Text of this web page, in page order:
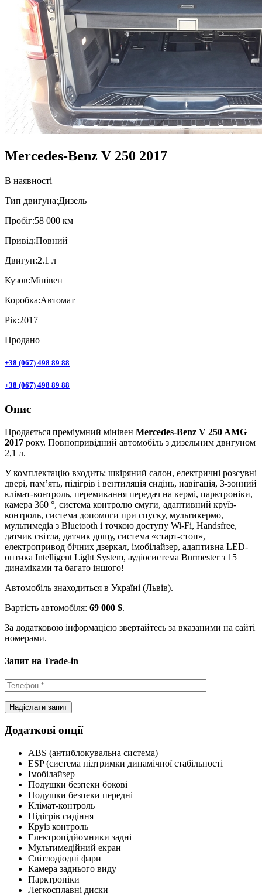
Mercedes-Benz V 250 2017
В наявності
Тип двигуна:Дизель
Пробiг:58 000 км
Привiд:Повний
Двигун:2.1 л
Кузов:Мінівен
Коробка:Автомат
Рік:2017
Продано
+38 (067) 498 89 88
+38 (067) 498 89 88
Опис
Продається преміумний мінівен Mercedes-Benz V 250 AMG
2017 року. Повнопривідний автомобіль з дизельним двигуном
2,1 л.
У комплектацію входить: шкіряний салон, електричні розсувні
двері, пам’ять, підігрів і вентиляція сидінь, навігація, 3-зонний
клімат-контроль, перемикання передач на кермі, парктроніки,
камера 360 °, система контролю смуги, адаптивний круїз-
контроль, система допомоги при спуску, мультикермо,
мультимедіа з Bluetooth і точкою доступу Wi-Fi, Handsfree,
датчик світла, датчик дощу, система «старт-стоп»,
електропривод бічних дзеркал, імобілайзер, адаптивна LED-
оптика Intelligent Light System, аудіосистема Burmester з 15
динаміками та багато іншого!
Автомобіль знаходиться в Україні (Львів).
Вартість автомобіля: 69 000 $.
За додатковою інформацією звертайтесь за вказаними на сайті
номерами.
Запит на Trade-in
Додаткові опції
ABS (антиблокувальна система)
ESP (система підтримки динамічної стабільності
Імобілайзер
Подушки безпеки бокові
Подушки безпеки передні
Клімат-контроль
Підігрів сидіння
Круіз контроль
Електропідйомники задні
Мультимедійний екран
Світлодіодні фари
Камера заднього виду
Парктроніки
Легкосплавні диски